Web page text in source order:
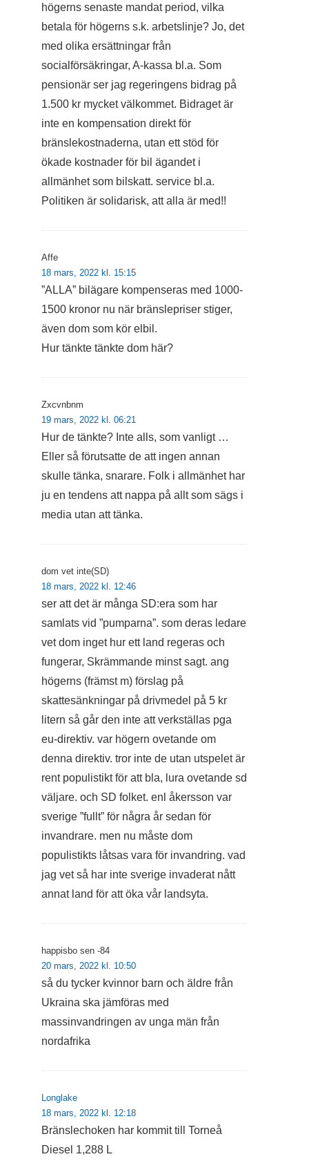
högerns senaste mandat period, vilka
betala för högerns s.k. arbetslinje? Jo, det
med olika ersättningar från
socialförsäkringar, A-kassa bl.a. Som
pensionär ser jag regeringens bidrag på
1.500 kr mycket välkommet. Bidraget är
inte en kompensation direkt för
bränslekostnaderna, utan ett stöd för
ökade kostnader för bil ägandet i
allmänhet som bilskatt. service bl.a.
Politiken är solidarisk, att alla är med!!
Affe
18 mars, 2022 kl. 15:15
”ALLA” bilägare kompenseras med 1000-
1500 kronor nu när bränslepriser stiger,
även dom som kör elbil.
Hur tänkte tänkte dom här?
Zxcvnbnm
19 mars, 2022 kl. 06:21
Hur de tänkte? Inte alls, som vanligt …
Eller så förutsatte de att ingen annan
skulle tänka, snarare. Folk i allmänhet har
ju en tendens att nappa på allt som sägs i
media utan att tänka.
dom vet inte(SD)
18 mars, 2022 kl. 12:46
ser att det är många SD:era som har
samlats vid ”pumparna”. som deras ledare
vet dom inget hur ett land regeras och
fungerar, Skrämmande minst sagt. ang
högerns (främst m) förslag på
skattesänkningar på drivmedel på 5 kr
litern så går den inte att verkställas pga
eu-direktiv. var högern ovetande om
denna direktiv. tror inte de utan utspelet är
rent populistikt för att bla, lura ovetande sd
väljare. och SD folket. enl åkersson var
sverige ”fullt” för några år sedan för
invandrare. men nu måste dom
populistikts låtsas vara för invandring. vad
jag vet så har inte sverige invaderat nått
annat land för att öka vår landsyta.
happisbo sen -84
20 mars, 2022 kl. 10:50
så du tycker kvinnor barn och äldre från
Ukraina ska jämföras med
massinvandringen av unga män från
nordafrika
Longlake
18 mars, 2022 kl. 12:18
Bränslechoken har kommit till Torneå
Diesel 1,288 L